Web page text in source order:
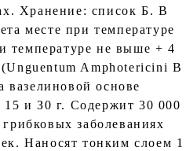
Хранение: список Б. В
месте при температуре
температуре не выше + 4
Amphotericini B
основе
15 и З0 г. Содержит 30 000
заболеваниях
Наносят тонким слоем 1